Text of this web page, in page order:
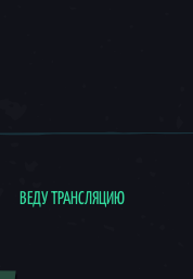
ВЕДУ ТРАНСЛЯЦИЮ